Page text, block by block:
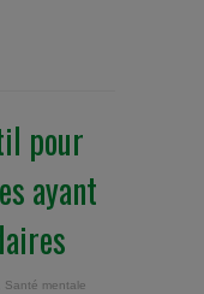
pour
ayant
Santé mentale